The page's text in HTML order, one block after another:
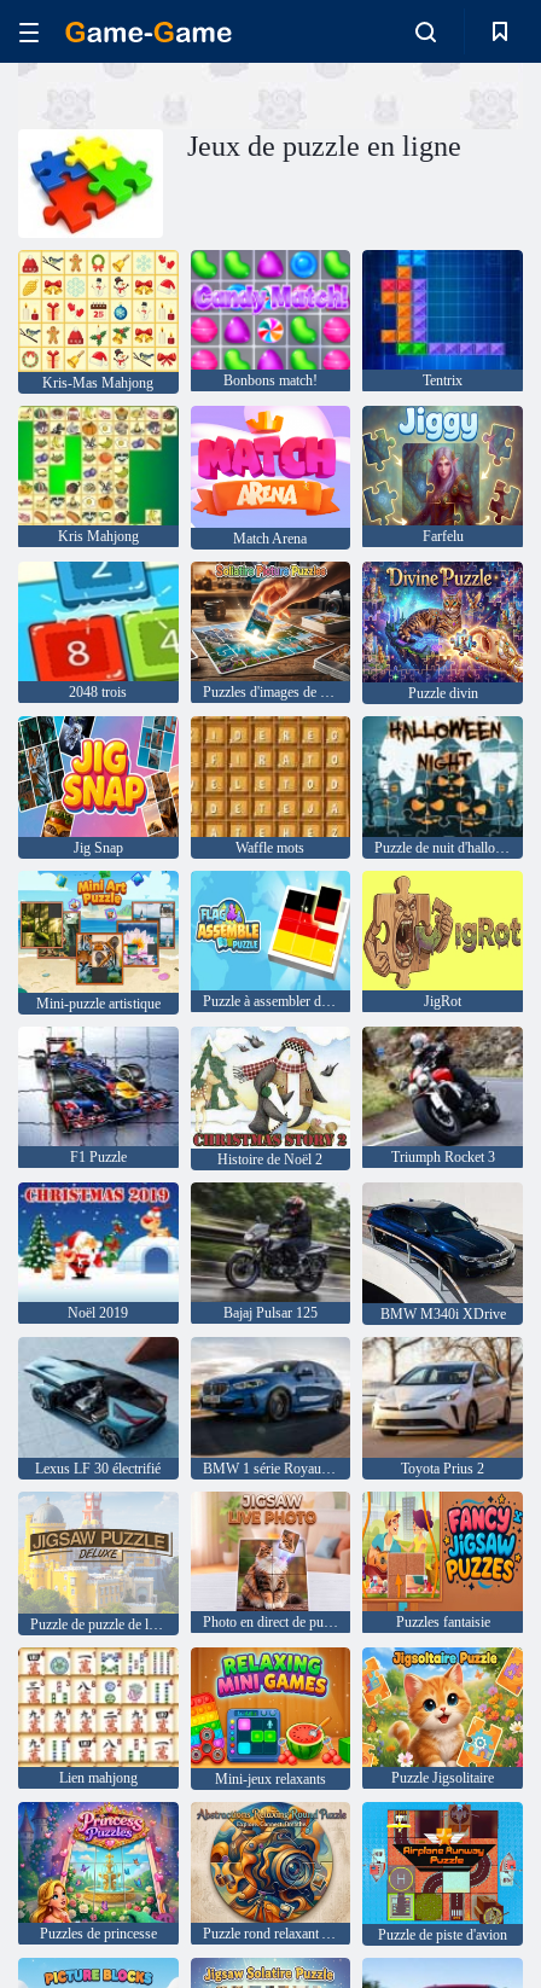
Jeux de puzzle en ligne
Kris-Mas Mahjong Bonbons match! Tentrix
Kris Mahjong Match Arena Farfelu
2048 trois Puzzles d'images de solitaire Puzzle divin
Jig Snap Waffle mots Puzzle de nuit d'halloween
Mini-puzzle artistique Puzzle à assembler de drapeaux JigRot
F1 Puzzle Histoire de Noël 2 Triumph Rocket 3
Noël 2019 Bajaj Pulsar 125 BMW M340i XDrive
Lexus LF 30 électrifié BMW 1 série Royaume-Uni Toyota Prius 2
Photo en direct de puzzle Puzzles fantaisie
Lien mahjong Mini-jeux relaxants Puzzle Jigsolitaire
Puzzles de princesse Puzzle rond relaxant Abstractions Puzzle de piste d'avion